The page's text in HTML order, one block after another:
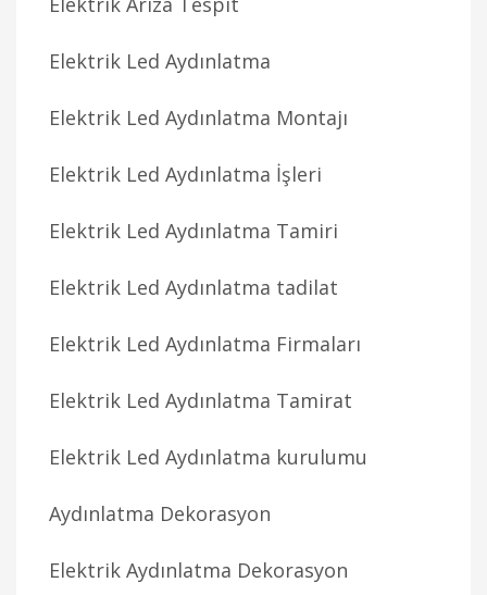
Elektrik Led Aydınlatma
Elektrik Led Aydınlatma Montajı
Elektrik Led Aydınlatma İşleri
Elektrik Led Aydınlatma Tamiri
Elektrik Led Aydınlatma tadilat
Elektrik Led Aydınlatma Firmaları
Elektrik Led Aydınlatma Tamirat
Elektrik Led Aydınlatma kurulumu
Aydınlatma Dekorasyon
Elektrik Aydınlatma Dekorasyon